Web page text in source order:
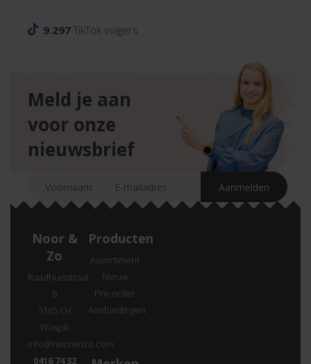
9.297 TikTok volgers
Meld je aan
voor onze
nieuwsbrief
Noor &
Zo
Raadhuisstraat
8
5165 CH
Waspik
info@noorenzo.com
0416 74 32
Producten
Assortiment
Nieuw
Pre-order
Aanbiedingen